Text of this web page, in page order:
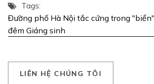
Tags:
Đường phố Hà Nội tắc cứng trong
đêm Giáng sinh
LI ÊN HỆ C HÚN G TÔ I